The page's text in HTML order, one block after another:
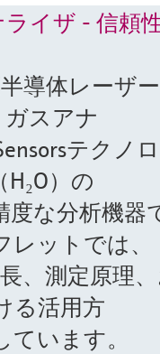
ライザ - 信頼
導体レーザ
ガスアナ
テクノ
）の
度な分析機器
ットでは、
、測定原理
る活用方
います。